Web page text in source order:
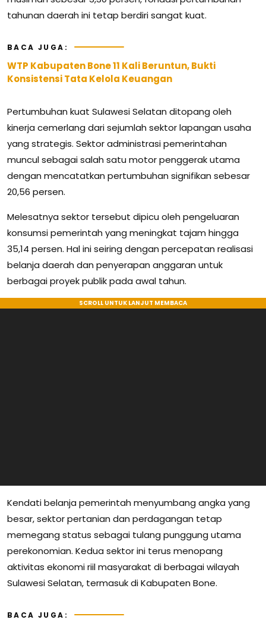
tahunan daerah ini tetap berdiri sangat kuat.
BACA JUGA:
WTP Kabupaten Bone 11 Kali Beruntun, Bukti
Konsistensi Tata Kelola Keuangan
Pertumbuhan kuat Sulawesi Selatan ditopang oleh
kinerja cemerlang dari sejumlah sektor lapangan usaha
yang strategis. Sektor administrasi pemerintahan
muncul sebagai salah satu motor penggerak utama
dengan mencatatkan pertumbuhan signifikan sebesar
20,56 persen.
Melesatnya sektor tersebut dipicu oleh pengeluaran
konsumsi pemerintah yang meningkat tajam hingga
35,14 persen. Hal ini seiring dengan percepatan realisasi
belanja daerah dan penyerapan anggaran untuk
berbagai proyek publik pada awal tahun.
Kendati belanja pemerintah menyumbang angka yang
besar, sektor pertanian dan perdagangan tetap
memegang status sebagai tulang punggung utama
perekonomian. Kedua sektor ini terus menopang
aktivitas ekonomi riil masyarakat di berbagai wilayah
Sulawesi Selatan, termasuk di Kabupaten Bone.
BACA JUGA: